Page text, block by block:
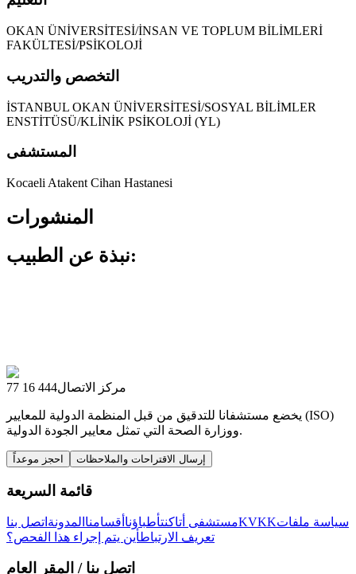
OKAN ÜNİVERSİTESİ/İNSAN VE TOPLUM BİLİMLERİ
FAKÜLTESİ/PSİKOLOJİ
التخصص والتدريب
İSTANBUL OKAN ÜNİVERSİTESİ/SOSYAL BİLİMLER
ENSTİTÜSÜ/KLİNİK PSİKOLOJİ (YL)
المستشفى
Kocaeli Atakent Cihan Hastanesi
المنشورات
نبذة عن الطبيب:
مركز الاتصال444 16 77
يخضع مستشفانا للتدقيق من قبل المنظمة الدولية للمعايير (ISO)
ووزارة الصحة التي تمثل معايير الجودة الدولية.
احجز موعداً إرسال الاقتراحات والملاحظات
قائمة السريعة
مستشفى أتاكنتأطباؤنا أقسامنا المدونة اتصل بنا KVKKسياسة ملفات
تعريف الارتباطأين يتم إجراء هذا الفحص؟
اتصل بنا / المقر العام